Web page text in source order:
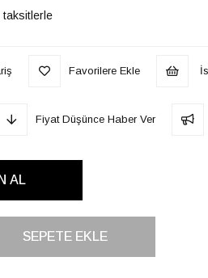
taksitlerle
Favorilere Ekle
Fiyat Düşünce Haber Ver